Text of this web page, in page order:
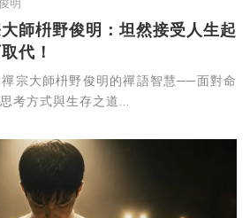
明
師枡野俊明：坦然接受人生起
代！
宗大師枡野俊明的禪語智慧──面對命
考方式與生存之道...